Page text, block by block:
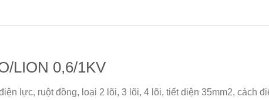
LION 0,6/1KV
lực, ruột đồng, loại 2 lõi, 3 lõi, 4 lõi, tiết diện 35mm2, cách